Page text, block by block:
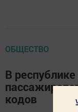
ОБЩЕСТВО
В
кодов